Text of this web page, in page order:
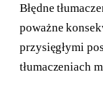
Błędne
poważne
przysięgłymi
tłumaczeniach